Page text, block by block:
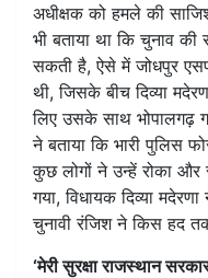
अधीक्षक को हमले की
भी बताया था कि चुनाव
सकती है, ऐसे में जोधपुर
थी, जिसके बीच दिव्या
लिए उसके साथ भोपालगढ़
ने बताया कि भारी पुलिस
कुछ लोगों ने उन्हें रोका
गया, विधायक दिव्या
चुनावी रंजिश ने किस हद
‘मेरी सुरक्षा राजस्थान